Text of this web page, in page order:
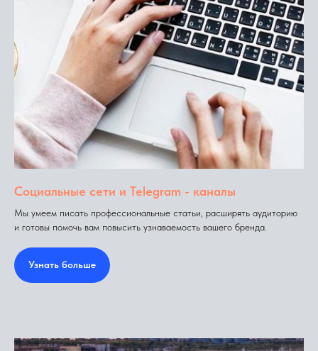
Социальные сети и Telegram - каналы
Мы умеем писать профессиональные статьи, расширять аудиторию
и готовы помочь вам повысить узнаваемость вашего бренда.
Узнать больше